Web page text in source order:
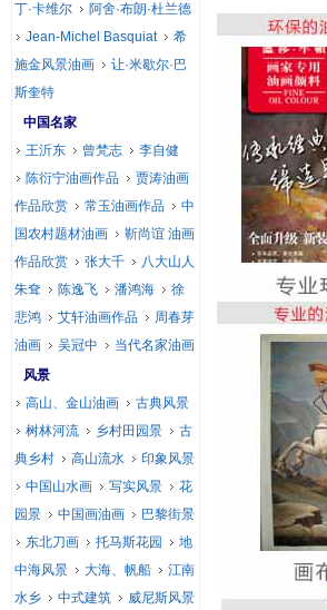
丁·卡维尔
阿舍·布朗·杜兰德
Jean-Michel Basquiat
希
施金风景油画
让·米歇尔·巴
斯奎特
中国名家
王沂东
曾梵志
李自健
陈衍宁油画作品
贾涛油画
作品欣赏
常玉油画作品
中
国农村题材油画
靳尚谊 油画
作品欣赏
张大千
八大山人
朱耷
陈逸飞 潘鸿海
徐
悲鸿
艾轩油画作品
周春芽
油画
吴冠中
当代名家油画
风景
高山、金山油画
古典风景
树林河流
乡村田园景
古
典乡村
高山流水
印象风景
中国山水画
写实风景
花
园景
中国画油画
巴黎街景
东北刀画
托马斯花园
地
中海风景
大海、帆船
江南
水乡
中式建筑
威尼斯风景